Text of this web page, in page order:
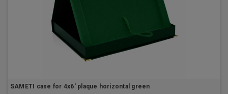
SAMETI case for 4x6' plaque horizontal green